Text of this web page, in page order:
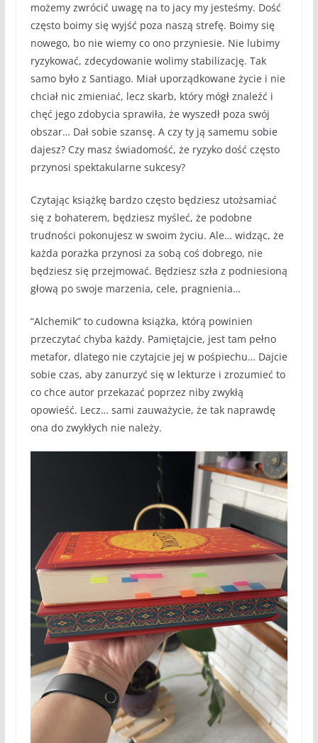
możemy zwrócić uwagę na to jacy my jesteśmy. Dość
często boimy się wyjść poza naszą strefę. Boimy się
nowego, bo nie wiemy co ono przyniesie. Nie lubimy
ryzykować, zdecydowanie wolimy stabilizację. Tak
samo było z Santiago. Miał uporządkowane życie i nie
chciał nic zmieniać, lecz skarb, który mógł znaleźć i
chęć jego zdobycia sprawiła, że wyszedł poza swój
obszar… Dał sobie szansę. A czy ty ją samemu sobie
dajesz? Czy masz świadomość, że ryzyko dość często
przynosi spektakularne sukcesy?
Czytając książkę bardzo często będziesz utożsamiać
się z bohaterem, będziesz myśleć, że podobne
trudności pokonujesz w swoim życiu. Ale… widząc, że
każda porażka przynosi za sobą coś dobrego, nie
będziesz się przejmować. Będziesz szła z podniesioną
głową po swoje marzenia, cele, pragnienia…
“Alchemik” to cudowna książka, którą powinien
przeczytać chyba każdy. Pamiętajcie, jest tam pełno
metafor, dlatego nie czytajcie jej w pośpiechu… Dajcie
sobie czas, aby zanurzyć się w lekturze i zrozumieć to
co chce autor przekazać poprzez niby zwykłą
opowieść. Lecz… sami zauważycie, że tak naprawdę
ona do zwykłych nie należy.